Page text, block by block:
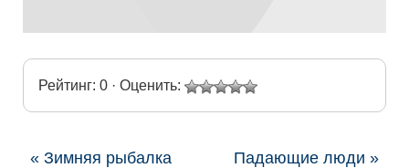
Рейтинг: 0 · Оценить:
« Зимняя рыбалка Падающие люди »